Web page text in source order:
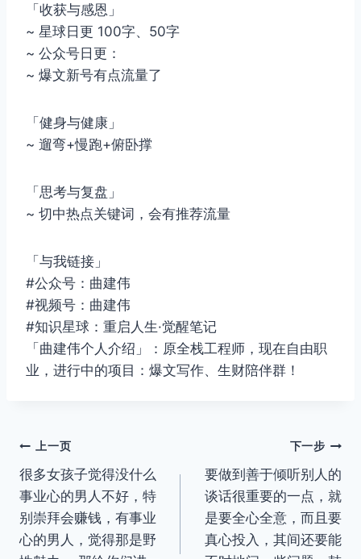
「收获与感恩」
~ 星球日更 100字、50字
~ 公众号日更：
~ 爆文新号有点流量了
「健身与健康」
~ 遛弯+慢跑+俯卧撑
「思考与复盘」
~ 切中热点关键词，会有推荐流量
「与我链接」
#公众号：曲建伟
#视频号：曲建伟
#知识星球：重启人生·觉醒笔记
「曲建伟个人介绍」：原全栈工程师，现在自由职
业，进行中的项目：爆文写作、生财陪伴群！
文
章
导
航
上一页
很多女孩子觉得没什么
事业心的男人不好，特
别崇拜会赚钱，有事业
心的男人，觉得那是野
下一步
要做到善于倾听别人的
谈话很重要的一点，就
是要全心全意，而且要
真心投入，其间还要能